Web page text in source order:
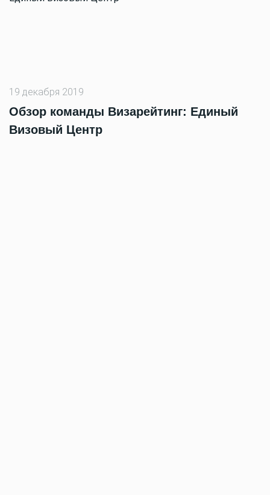
19 декабря 2019
Обзор команды Визарейтинг: Единый
Визовый Центр